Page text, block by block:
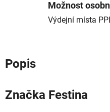
Možnost
Výdejní místa
Popis
Značka Festina